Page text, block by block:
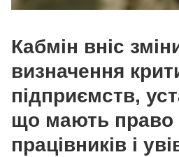
Кабмін вніс
визначення
підприємств,
що мають право
працівників і